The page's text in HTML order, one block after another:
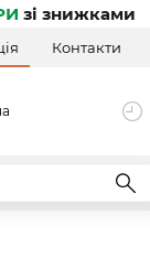
зі знижками
Контакти